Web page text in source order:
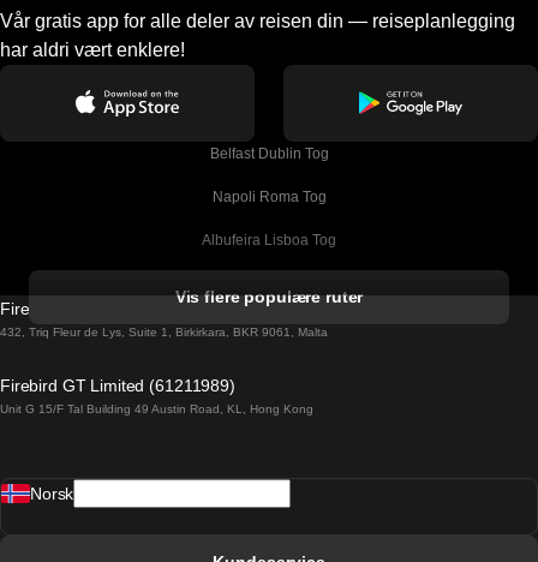
Vår gratis app for alle deler av reisen din — reiseplanlegging
har aldri vært enklere!
Belfast Dublin Tog
Napoli Roma Tog
Albufeira Lisboa Tog
Barcelona Madrid Tog
Barcelona Sevilla Tog
Vis flere populære ruter
Firebird GT Limited (OC 1451)
432, Triq Fleur de Lys, Suite 1, Birkirkara, BKR 9061, Malta
Firebird GT Limited (61211989)
Unit G 15/F Tal Building 49 Austin Road, KL, Hong Kong
Norsk